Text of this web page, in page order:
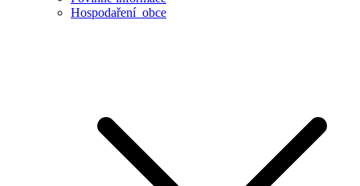
Hospodaření obce